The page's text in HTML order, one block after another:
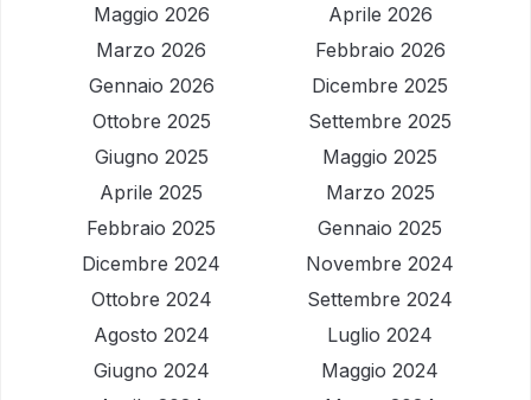
Maggio 2026
Aprile 2026
Marzo 2026
Febbraio 2026
Gennaio 2026
Dicembre 2025
Ottobre 2025
Settembre 2025
Giugno 2025
Maggio 2025
Aprile 2025
Marzo 2025
Febbraio 2025
Gennaio 2025
Dicembre 2024
Novembre 2024
Ottobre 2024
Settembre 2024
Agosto 2024
Luglio 2024
Giugno 2024
Maggio 2024